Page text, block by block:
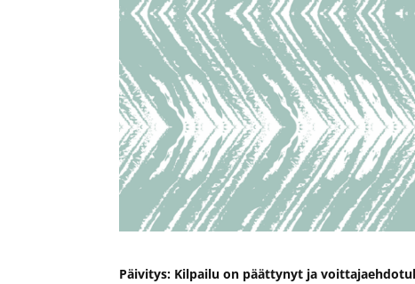
Päivitys: Kilpailu on päättynyt ja